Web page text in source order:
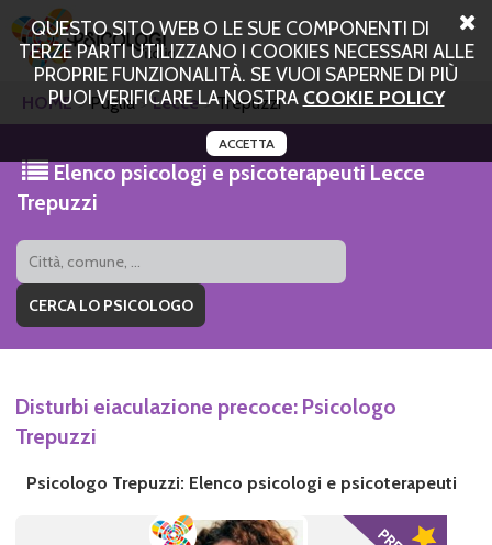
QUESTO SITO WEB O LE SUE COMPONENTI DI
TERZE PARTI UTILIZZANO I COOKIES NECESSARI ALLE
PROPRIE FUNZIONALITÀ. SE VUOI SAPERNE DI PIÙ
PUOI VERIFICARE LA NOSTRA COOKIE POLICY
ACCETTA
HOME Puglia Lecce Trepuzzi
Elenco psicologi e psicoterapeuti Lecce
Trepuzzi
Disturbi eiaculazione precoce: Psicologo
Trepuzzi
Psicologo Trepuzzi: Elenco psicologi e psicoterapeuti